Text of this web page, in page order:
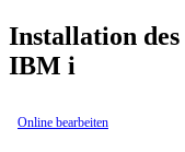
Installation des
IBM i
Online bearbeiten